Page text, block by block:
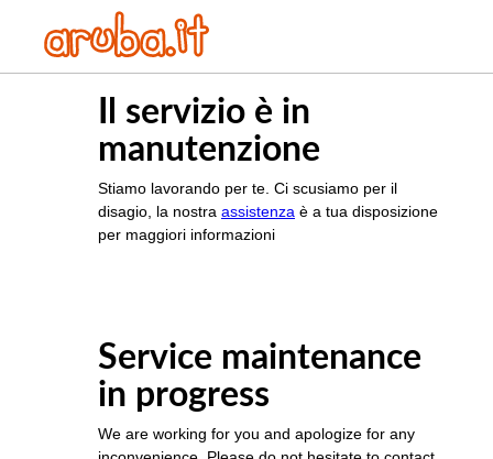
Il servizio è in
manutenzione
Stiamo lavorando per te. Ci scusiamo per il
disagio, la nostra assistenza è a tua disposizione
per maggiori informazioni
Service maintenance
in progress
We are working for you and apologize for any